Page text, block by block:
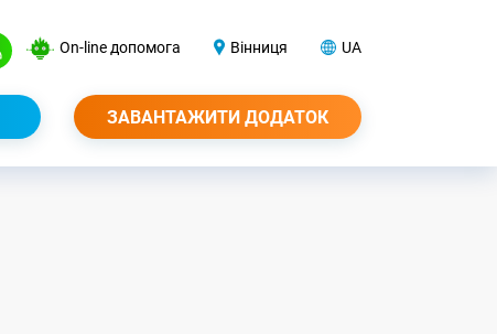
On-line допомога Вінниця UA
ЗАВАНТАЖИТИ ДОДАТОК